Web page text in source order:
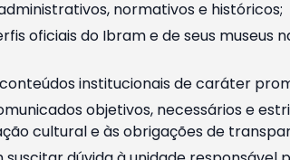
normativos e históricos;
oficiais do Ibram e de seus museus
institucionais de caráter
objetivos, necessários e
cultural e às obrigações de